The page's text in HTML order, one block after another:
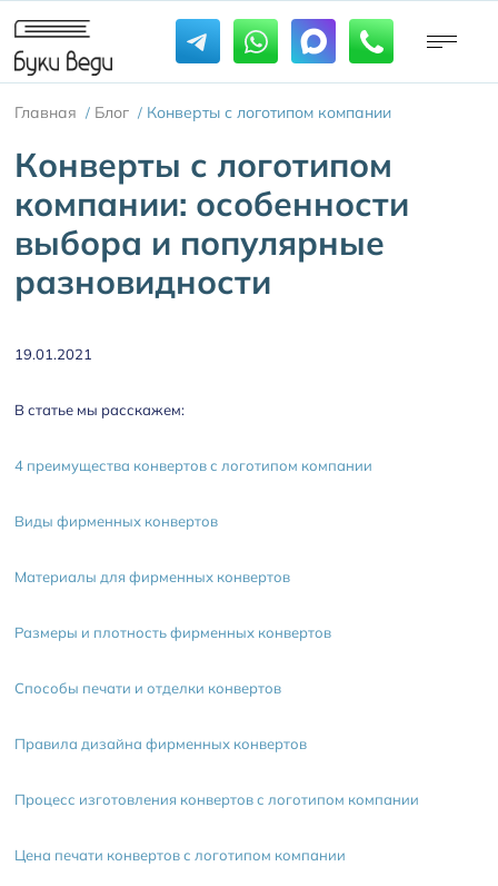
Главная / Блог / Конверты с логотипом компании
Конверты с логотипом
компании: особенности
выбора и популярные
разновидности
19.01.2021
В статье мы расскажем:
4 преимущества конвертов с логотипом компании
Виды фирменных конвертов
Материалы для фирменных конвертов
Размеры и плотность фирменных конвертов
Способы печати и отделки конвертов
Правила дизайна фирменных конвертов
Процесс изготовления конвертов с логотипом компании
Цена печати конвертов с логотипом компании